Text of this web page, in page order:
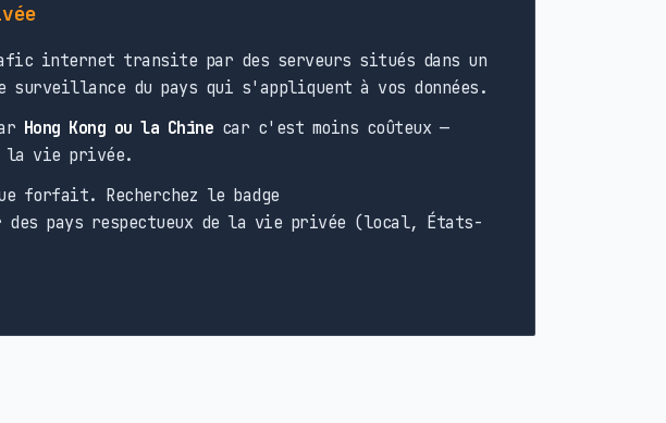
internet transite par des serveurs situés dans un
du pays qui s'appliquent à vos données.
Hong Kong ou la Chine car c'est moins coûteux —
la vie privée.
forfait. Recherchez le badge
pays respectueux de la vie privée (local, États-